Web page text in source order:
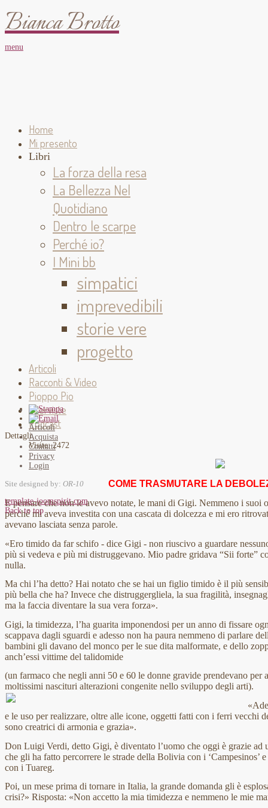
Bianca Brotto
menu
Home
Mi presento
Libri
La forza della resa
La Bellezza Nel
Quotidiano
Dentro le scarpe
Perché io?
I Mini bb
simpatici
imprevedibili
storie vere
progetto
Articoli
Racconti & Video
Pioppo Pio
Interviste
Podcast
Dettagli
Visite: 2472
COME TRASMUTARE LA
E pensare che non le avevo notate, le mani di Gigi. Nemmeno i suoi
perché mi aveva investita con una cascata di dolcezza e mi ero
avevano lasciata senza parole.
«Ero timido da far schifo - dice Gigi - non riuscivo a guardare
più si vedeva e più mi distruggevano. Mio padre gridava “Sii forte”
nulla.
Ma chi l’ha detto? Hai notato che se hai un figlio timido è il più
più bella che ha? Invece che distruggergliela, la sua fragilità,
ma la faccia diventare la sua vera forza».
Gigi, la timidezza, l’ha guarita imponendosi per un anno di fissare
scappava dagli sguardi e adesso non ha paura nemmeno di parlare
bambini gli davano del monco per le sue dita malformate, e dello
anch’essi vittime del talidomide
(un farmaco che negli anni 50 e 60 le donne gravide prendevano per
moltissimi nascituri alterazioni congenite nello sviluppo degli arti).
e le uso per realizzare, oltre alle icone, oggetti fatti con i ferri vecchi
sono creatrici di armonia e grazia».
Don Luigi Verdi, detto Gigi, è diventato l’uomo che oggi è grazie ad
che gli ha fatto percorrere le strade della Bolivia con i ‘Campesinos’
con i Tuareg.
Poi, un mese prima di tornare in Italia, la grande domanda gli è
crisi?» Risposta: «Non accetto la mia timidezza e nemmeno le mie
Articoli
Acquista
Contatti
Privacy
Login
Site designed by: OR-10
template-joomspirit.com
Back to top